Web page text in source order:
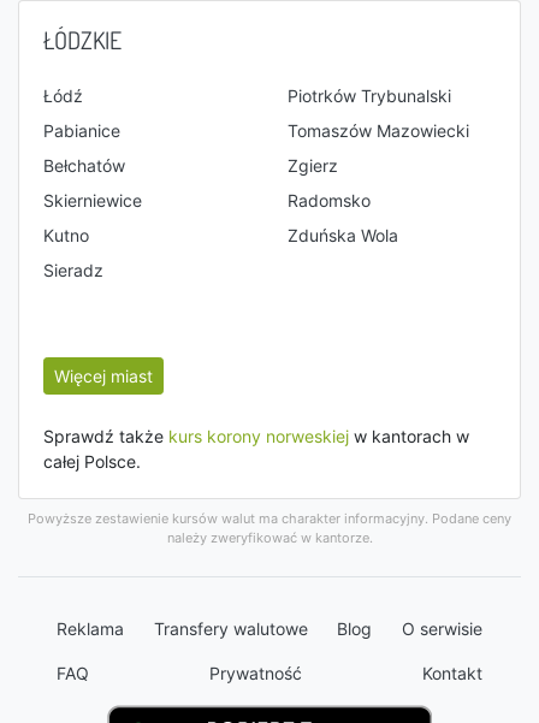
ŁÓDZKIE
Łódź
Piotrków Trybunalski
Pabianice
Tomaszów Mazowiecki
Bełchatów
Zgierz
Skierniewice
Radomsko
Kutno
Zduńska Wola
Sieradz
Więcej miast
Sprawdź także kurs korony norweskiej w kantorach w
całej Polsce.
Powyższe zestawienie kursów walut ma charakter informacyjny. Podane ceny
należy zweryfikować w kantorze.
Reklama Transfery walutowe Blog O serwisie
FAQ Prywatność Kontakt